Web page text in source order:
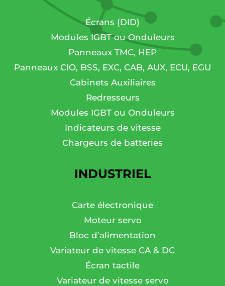
Écrans (DID)
Modules IGBT ou Onduleurs
Panneaux TMC, HEP
Panneaux CIO, BSS, EXC, CAB, AUX, ECU, EGU
Cabinets Auxiliaires
Redresseurs
Modules IGBT ou Onduleurs
Indicateurs de vitesse
Chargeurs de batteries
INDUSTRIEL
Carte électronique
Moteur servo
Bloc d’alimentation
Variateur de vitesse CA & DC
Écran tactile
Variateur de vitesse servo